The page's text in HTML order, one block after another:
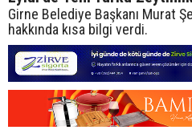
Girne Belediye Başkanı Murat
hakkında kısa bilgi verdi.